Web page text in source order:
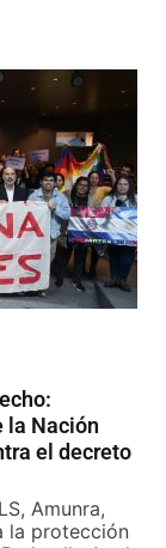
la Nación
el decreto
Amunra,
la protección